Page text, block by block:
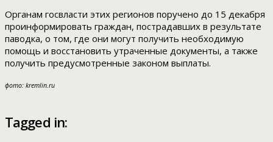
Органам госвласти этих регионов поручено до 15 декабря
проинформировать граждан, пострадавших в результате
паводка, о том, где они могут получить необходимую
помощь и восстановить утраченные документы, а также
получить предусмотренные законом выплаты.
фото: kremlin.ru
Tagged in: